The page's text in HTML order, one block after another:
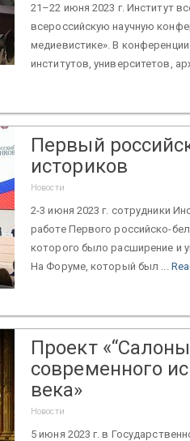
21–22 июня 2023 г. Институт
всероссийскую научную
медиевистике». В
институтов, университетов,
Первый
историков
Новости
2-3 июня 2023 г. сотрудники
работе Первого российско-
которого было расширение и
На Форуме, который был ...
Проект
современного
века»
Новости
5 июня 2023 г. в